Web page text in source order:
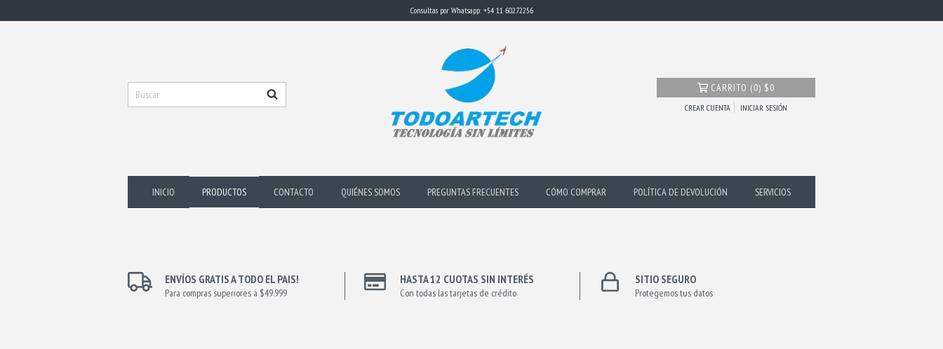
Consultas por Whatsapp: +54 11 60272256
CARRITO (0) $0
CREAR CUENTA INICIAR SESIÓN
INICIO PRODUCTOS CONTACTO QUIÉNES SOMOS PREGUNTAS FRECUENTES CÓMO COMPRAR POLÍTICA DE DEVOLUCIÓN SERVICIOS
ENVÍOS GRATIS A TODO EL PAIS!
Para compras superiores a $49.999
HASTA 12 CUOTAS SIN INTERÉS
Con todas las tarjetas de crédito
SITIO SEGURO
Protegemos tus datos